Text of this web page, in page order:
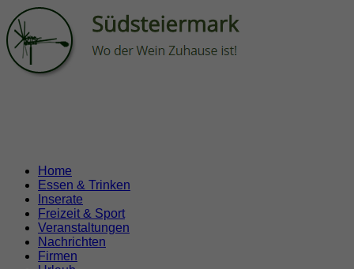
Home
Essen & Trinken
Inserate
Freizeit & Sport
Veranstaltungen
Nachrichten
Firmen